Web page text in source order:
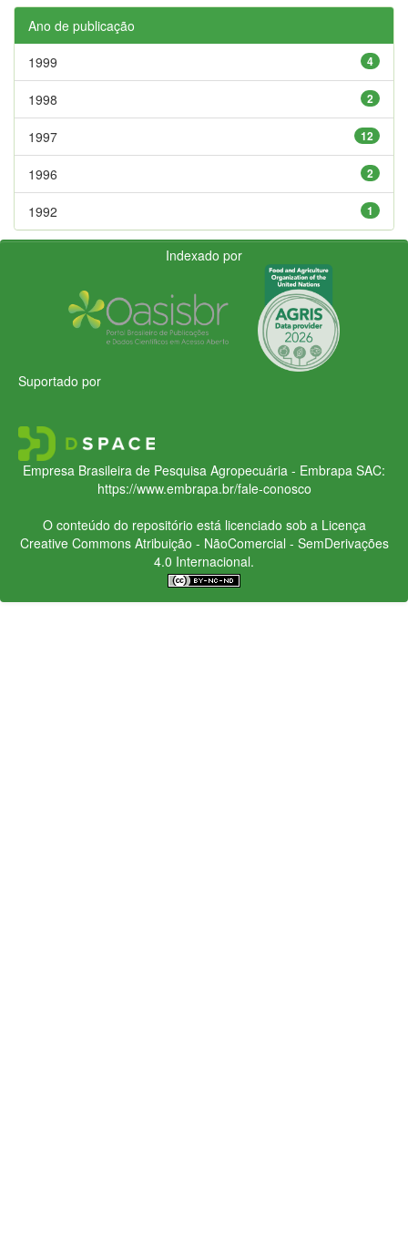
Ano de publicação
4
1999
2
1998
12
1997
2
1996
1
1992
Indexado por
Suportado por
Empresa Brasileira de Pesquisa Agropecuária - Embrapa SAC:
https://www.embrapa.br/fale-conosco
O conteúdo do repositório está licenciado sob a Licença
Creative CommonsAtribuição - NãoComercial - SemDerivações
4.0 Internacional.